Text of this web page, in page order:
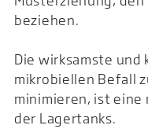
beziehen.
Die wirksamste
mikrobiellen Befall
minimieren, ist eine
der Lagertanks.